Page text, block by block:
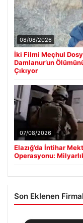
08/08/2026
İki Filmi Meçhul
Damlanur’un
Çıkıyor
07/08/2026
Elazığ’da İntihar
Operasyonu:
Son Eklenen